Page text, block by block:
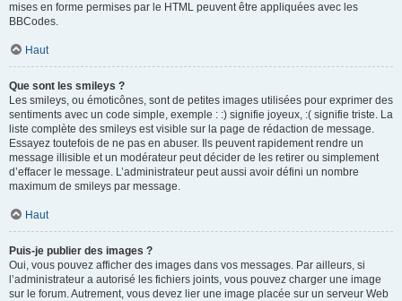
mises en forme permises par le HTML peuvent être appliquées avec les
BBCodes.
Haut
Que sont les smileys ?
Les smileys, ou émoticônes, sont de petites images utilisées pour exprimer des
sentiments avec un code simple, exemple : :) signifie joyeux, :( signifie triste. La
liste complète des smileys est visible sur la page de rédaction de message.
Essayez toutefois de ne pas en abuser. Ils peuvent rapidement rendre un
message illisible et un modérateur peut décider de les retirer ou simplement
d’effacer le message. L’administrateur peut aussi avoir défini un nombre
maximum de smileys par message.
Haut
Puis-je publier des images ?
Oui, vous pouvez afficher des images dans vos messages. Par ailleurs, si
l’administrateur a autorisé les fichiers joints, vous pouvez charger une image
sur le forum. Autrement, vous devez lier une image placée sur un serveur Web